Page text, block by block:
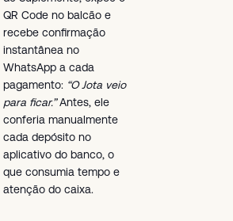
QR Code no balcão e
recebe confirmação
instantânea no
WhatsApp a cada
pagamento: “O Jota veio
para ficar.”Antes, ele
conferia manualmente
cada depósito no
aplicativo do banco, o
que consumia tempo e
atenção do caixa.